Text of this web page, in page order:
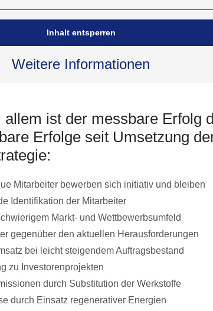
Inhalt entsperren
Weitere Informationen
allem ist der messbare Erfolg
Erfolge seit Umsetzung
Mitarbeiter bewerben sich initiativ und bleiben
Identifikation der Mitarbeiter
Markt- und Wettbewerbsumfeld
gegenüber den aktuellen Herausforderungen
bei leicht steigendem Auftragsbestand
zu Investorenprojekten
durch Substitution der Werkstoffe
durch Einsatz regenerativer Energien